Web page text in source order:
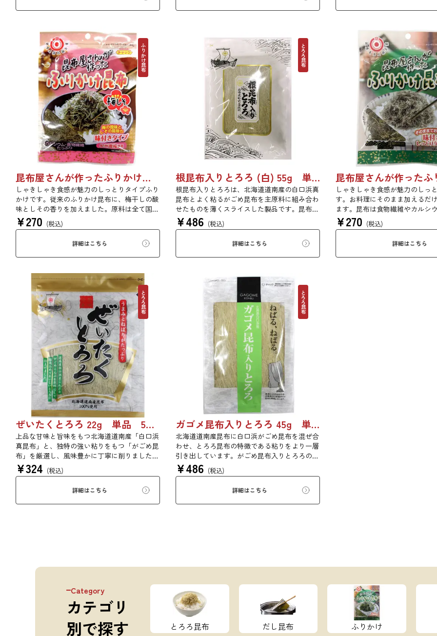
ふりかけ昆布
昆布屋さんが作ったふりかけ昆布梅しそ 25g 単品 5袋セット 20袋セット 6834
しゃきしゃき食感が魅力のしっとりタイプふり
かけです。従来のふりかけ昆布に、梅干しの酸
味としその香りを加えました。原料は全て国内
産を使用し、梅は和歌山県紀州産を使用してい
ます。梅干しらしい味と風味にこだわりまし
¥270 (税込)
詳細はこちら
とろろ昆布
根昆布入りとろろ (白) 55g 単品 5袋 20袋 3429
根昆布入りとろろは、北海道道南産の白口浜真
昆布とよく粘るがごめ昆布を主原料に組み合わ
せたものを薄くスライスした製品です。昆布本
来の風味を存分にご賞味ください。
¥486 (税込)
詳細はこちら
しゃきしゃき食感が魅力のしっ
す。お料理にそのまま加えるだ
ます。昆布は食物繊維やカルシ
んでいるため、バランスのとれ
にお使いいただけます。
¥270 (税込)
詳細はこちら
とろろ昆布
ぜいたくとろろ 22g 単品 5袋セット 20袋セット 1743
上品な甘味と旨味をもつ北海道道南産「白口浜
真昆布」と、独特の強い粘りをもつ「がごめ昆
布」を厳選し、風味豊かに丁寧に削りました。
ぜいたくな味を、思う存分にご堪能ください。
¥324 (税込)
詳細はこちら
とろろ昆布
ガゴメ昆布入りとろろ 45g 単品 5袋セット 20袋セット 1774
北海道道南産昆布に白口浜がごめ昆布を混ぜ合
わせ、とろろ昆布の特徴である粘りをより一層
引き出しています。がごめ昆布入りとろろの粘
りと旨味をぜひご賞味ください。
¥486 (税込)
詳細はこちら
Category
カテゴリ
別で探す
とろろ昆布 だし昆布 ふりかけ